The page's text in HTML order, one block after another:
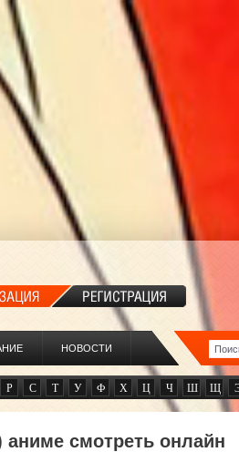
НОВОСТИ
Р С Т У Ф Х Ц Ч Ш Щ
аниме смотреть онлайн